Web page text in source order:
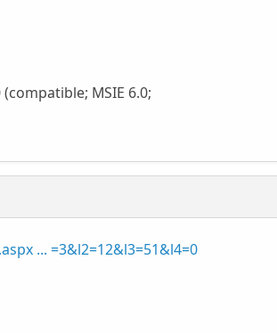
MSIE 6.0;
... =3&l2=12&l3=51&l4=0